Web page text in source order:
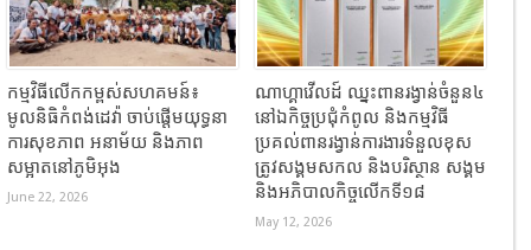
កម្មវិធីលើកកម្ពស់សហគមន៍៖
មូលនិធិកំពង់ដេវ៉ា ចាប់ផ្តើមយុទ្ធនា
ការសុខភាព អនាម័យ និងភាព
សម្អាតនៅភូមិអុង
June 22, 2026
ណាហ្គាវើលដ៍ ឈ្នះពានរង្វាន់ចំនួន៤
នៅឯកិច្ចប្រជុំកំពូល និងកម្មវិធី
ប្រគល់ពានរង្វាន់ការងារទំនួលខុស
ត្រូវសង្គមសកល និងបរិស្ថាន សង្គម
និងអភិបាលកិច្ចលើកទី១៨
May 12, 2026